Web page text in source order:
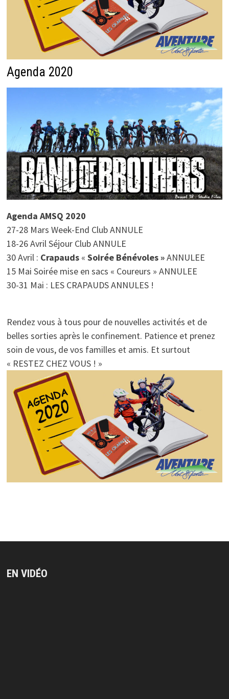
Agenda 2020
Agenda AMSQ 2020
27-28 Mars Week-End Club ANNULE
18-26 Avril Séjour Club ANNULE
30 Avril : Crapauds « Soirée Bénévoles »ANNULEE
15 Mai Soirée mise en sacs « Coureurs » ANNULEE
30-31 Mai : LES CRAPAUDS ANNULES !
Rendez vous à tous pour de nouvelles activités et de
belles sorties après le confinement. Patience et prenez
soin de vous, de vos familles et amis. Et surtout
« RESTEZ CHEZ VOUS ! »
EN VIDÉO